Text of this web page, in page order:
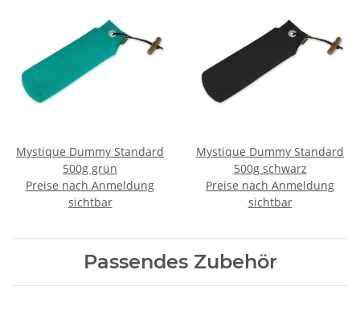
Mystique Dummy Standard
500g grün
Preise nach Anmeldung
sichtbar
Mystique Dummy Standard
500g schwarz
Preise nach Anmeldung
sichtbar
Passendes Zubehör